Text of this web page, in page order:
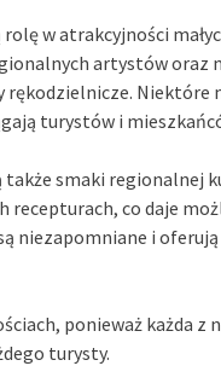
w atrakcyjności
artystów oraz
Niektóre
turystów i
także smaki regionalnej
recepturach, co daje
niezapomniane i
ponieważ każda z
turysty.